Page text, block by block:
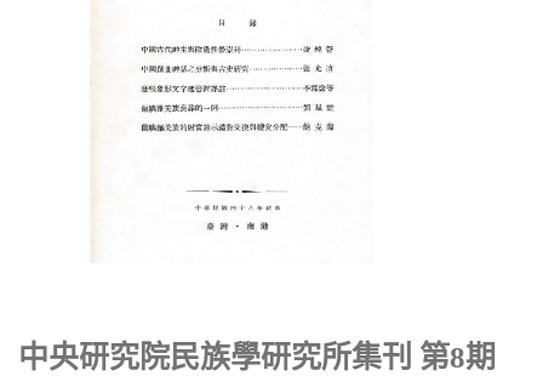
中央研究院民族學研究所集刊 第8期